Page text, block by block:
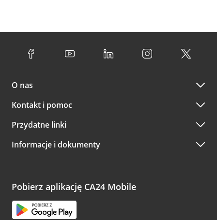
O nas
Kontakt i pomoc
Przydatne linki
Informacje i dokumenty
Pobierz aplikację CA24 Mobile